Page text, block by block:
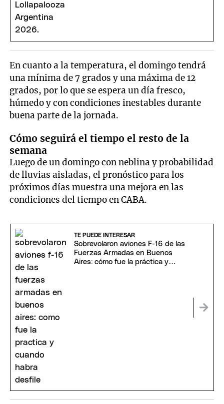
En cuanto a la temperatura, el domingo tendrá
una mínima de 7 grados y una máxima de 12
grados, por lo que se espera un día fresco,
húmedo y con condiciones inestables durante
buena parte de la jornada.
Cómo seguirá el tiempo el resto de la
semana
Luego de un domingo con neblina y probabilidad
de lluvias aisladas, el pronóstico para los
próximos días muestra una mejora en las
condiciones del tiempo en CABA.
TE PUEDE INTERESAR
Sobrevolaron aviones F-16 de las
Fuerzas Armadas en Buenos
Aires: cómo fue la práctica y